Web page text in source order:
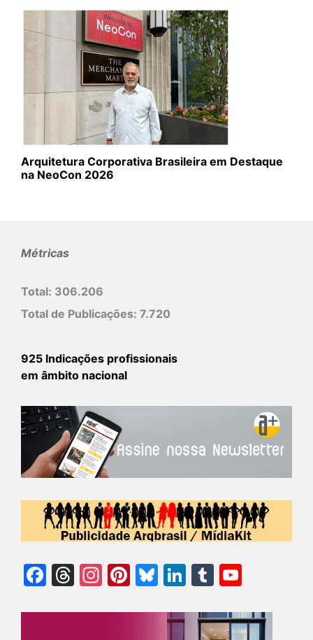
Arquitetura Corporativa Brasileira em Destaque
na NeoCon 2026
Métricas
Total: 306.206
Total de Publicações: 7.720
925 Indicações profissionais
em âmbito nacional
Facebook
Threads
Instagram
Pinterest
Bluesky
LinkedIn
Tumblr